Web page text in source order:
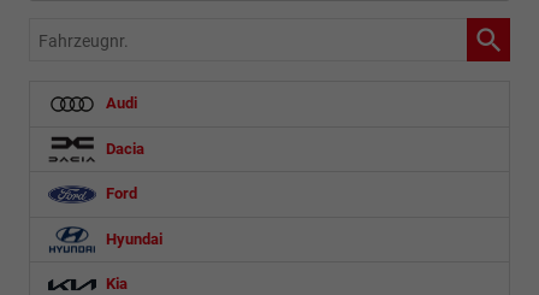
Fahrzeugnr.
Audi
Dacia
Ford
Hyundai
Kia